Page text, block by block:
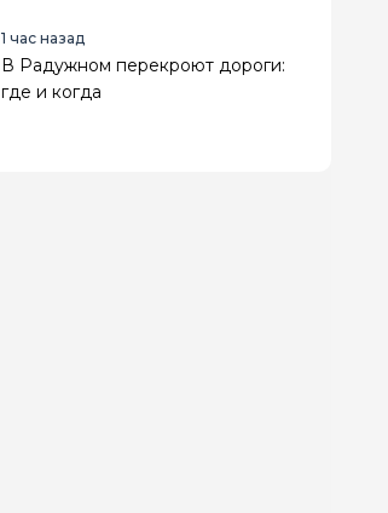
1 час назад
В Радужном перекроют дороги:
где и когда